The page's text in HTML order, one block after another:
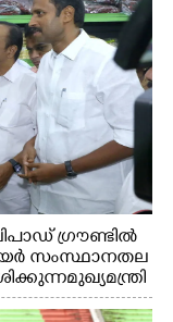
ഗ്രൗണ്ടിൽ
സംസ്ഥാനതല
മുഖ്യമന്ത്രി
സമീപം